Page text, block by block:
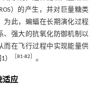
）的产生，并对巨量糖类
为此，蝙蝠在长期演化过程
、强大的抗氧化防御机制以
而在飞行过程中实现能量供
1） 81-82 。
适应